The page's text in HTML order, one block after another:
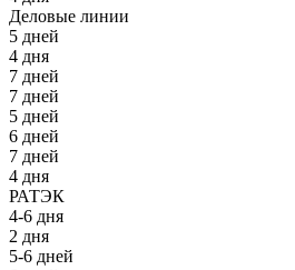
Деловые линии
5 дней
4 дня
7 дней
7 дней
5 дней
6 дней
7 дней
4 дня
РАТЭК
4-6 дня
2 дня
5-6 дней